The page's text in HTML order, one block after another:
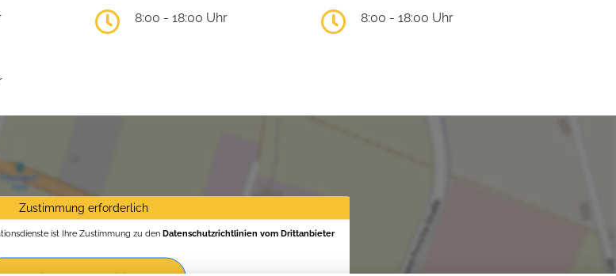
8:00 - 18:00 Uhr 8:00 - 18:00 Uhr
Zustimmung erforderlich
ist Ihre Zustimmung zu den Datenschutzrichtlinien vom Drittanbieter